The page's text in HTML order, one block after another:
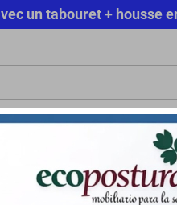
un tabouret + housse
TENUE
POUR PROFESSIONNELS